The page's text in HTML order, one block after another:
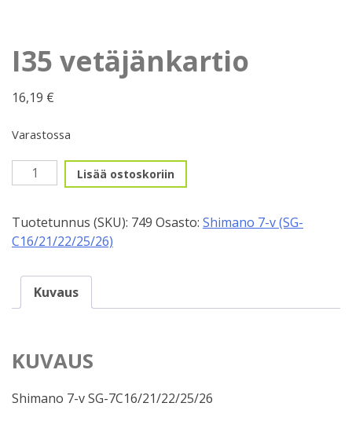
I35 vetäjänkartio
16,19 €
Varastossa
vetäjänkartio
Lisää ostoskoriin
Tuotetunnus (SKU): 749 Osasto: Shimano 7-v (SG-
C16/21/22/25/26)
Kuvaus
KUVAUS
Shimano 7-v SG-7C16/21/22/25/26